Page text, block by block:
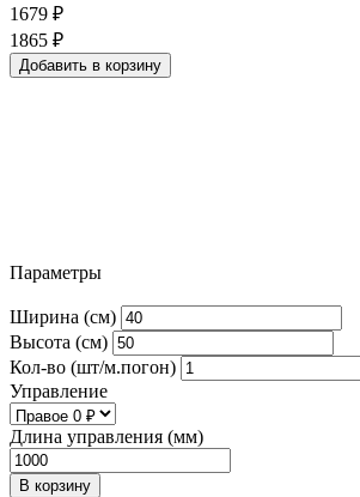
1679 ₽
1865 ₽
Добавить в корзину
Параметры
Ширина (см)
Высота (см)
Кол-во (шт/м.погон)
Управление
Длина управления (мм)
В корзину